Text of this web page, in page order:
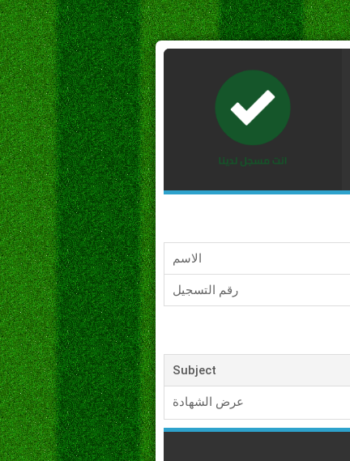
الاسم
رقم التسجيل
Subject
عرض الشهادة